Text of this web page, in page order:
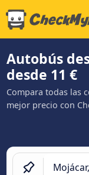
Autobús
desde 11 €
Compara todas las
mejor precio con